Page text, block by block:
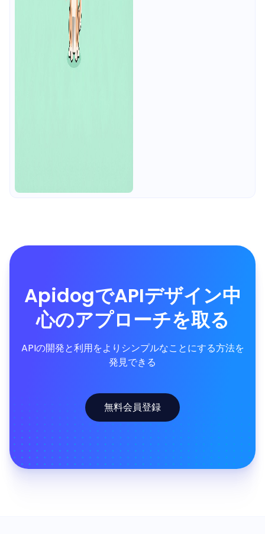
ApidogでAPIデザイン中
心のアプローチを取る
APIの開発と利用をよりシンプルなことにする方法を
発見できる
無料会員登録